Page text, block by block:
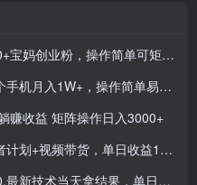
粉，操作简单可矩阵（内含扛封…
，操作简单易上手，支持验证【揭秘】
赚收益 矩阵操作日入3000+
，单日收益1000+，一个视频两份收益
当天拿结果，单日1k+ 有手就行